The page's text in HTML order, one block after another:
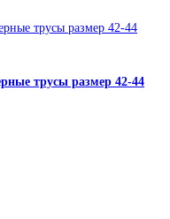
трусы размер 42-44